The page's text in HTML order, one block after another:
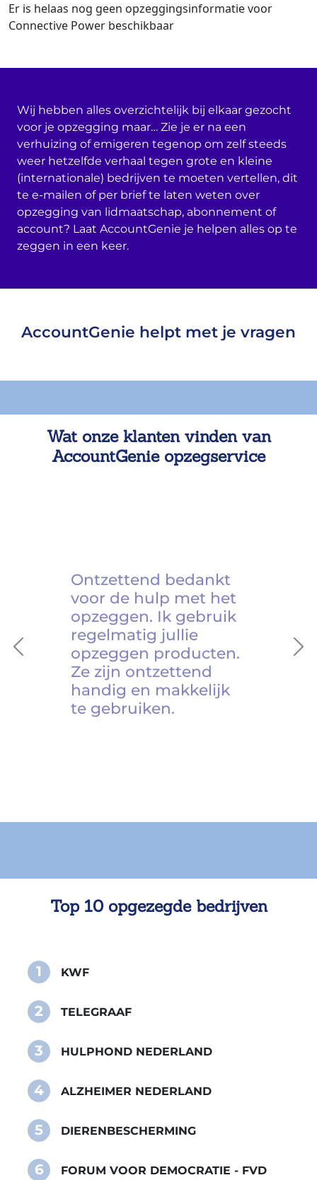
Er is helaas nog geen opzeggingsinformatie voor
Connective Power beschikbaar
Wij hebben alles overzichtelijk bij elkaar gezocht
voor je opzegging maar… Zie je er na een
verhuizing of emigeren tegenop om zelf steeds
weer hetzelfde verhaal tegen grote en kleine
(internationale) bedrijven te moeten vertellen, dit
te e-mailen of per brief te laten weten over
opzegging van lidmaatschap, abonnement of
account? Laat AccountGenie je helpen alles op te
zeggen in een keer.
AccountGenie helpt met je vragen
Wat onze klanten vinden van
AccountGenie opzegservice
Previous
Ontzettend bedankt
voor de hulp met het
opzeggen. Ik gebruik
regelmatig jullie
opzeggen producten.
Ze zijn ontzettend
handig en makkelijk
te gebruiken.
Top 10 opgezegde bedrijven
1 KWF
2 TELEGRAAF
3 HULPHOND NEDERLAND
4 ALZHEIMER NEDERLAND
5 DIERENBESCHERMING
6 FORUM VOOR DEMOCRATIE - FVD